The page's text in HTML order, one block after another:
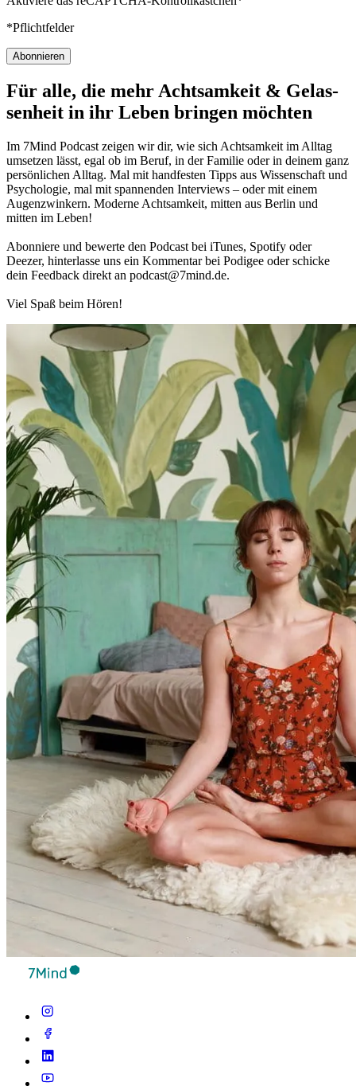
*Pflichtfelder
Abonnieren
Für alle, die mehr Acht­sam­keit & Gelas­
sen­heit in ihr Leben brin­gen möch­ten
Im 7Mind Pod­cast zeigen wir dir, wie sich Acht­sam­keit im Alltag
umset­zen lässt, egal ob im Beruf, in der Fami­lie oder in deinem ganz
per­sön­li­chen Alltag. Mal mit hand­fes­ten Tipps aus Wis­sen­schaft und
Psy­cho­lo­gie, mal mit spannenden Interviews – oder mit einem
Augen­zwin­kern. Moderne Acht­sam­keit, mitten aus Berlin und
mitten im Leben!
Abon­niere und bewerte den Pod­cast bei iTunes, Spo­tify oder
Deezer, hin­ter­lasse uns ein Kom­men­tar bei Podigee oder schi­cke
dein Feed­back direkt an podcast@​7​mind.​de.
Viel Spaß beim Hören!